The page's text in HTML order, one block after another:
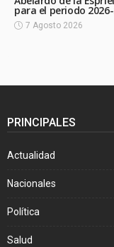
para el periodo
7 Agosto 2026
PRINCIPALES
Actualidad
Nacionales
Política
Salud